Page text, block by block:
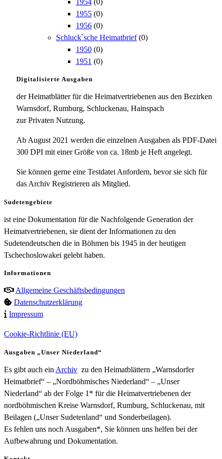
1955 (0)
1956 (0)
Schluck`sche Heimatbrief (0)
1950 (0)
1951 (0)
Digitalisierte Ausgaben
der Heimatblätter für die Heimatvertriebenen aus den Bezirken
Warnsdorf, Rumburg, Schluckenau, Hainspach
zur Privaten Nutzung.
Ab August 2021 werden die einzelnen Ausgaben als PDF-Datei
300 DPI mit einer Größe von ca. 18mb je Heft angelegt.
Sie können gerne eine Testdatei Anfordern, bevor sie sich für
das Archiv Registrieren als Mitglied.
Sudetengebiete
ist eine Dokumentation für die Nachfolgende Generation der
Heimatvertriebenen, sie dient der Informationen zu den
Sudetendeutschen die in Böhmen bis 1945 in der heutigen
Tschechoslowakei gelebt haben.
Informationen
Allgemeine Geschäftsbedingungen
Datenschutzerklärung
Impressum
Cookie-Richtlinie (EU)
Ausgaben „Unser Niederland“
Es gibt auch ein Archiv zu den Heimatblättern „Warnsdorfer
Heimatbrief“ – „Nordböhmisches Niederland“ – „Unser
Niederland“ ab der Folge 1* für die Heimatvertriebenen der
nordböhmischen Kreise Warnsdorf, Rumburg, Schluckenau, mit
Beilagen („Unser Sudetenland“ und Sonderbeilagen).
Es fehlen uns noch Ausgaben*, Sie können uns helfen bei der
Aufbewahrung und Dokumentation.